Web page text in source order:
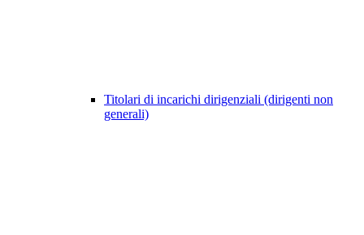
Titolari di incarichi dirigenziali (dirigenti non
generali)